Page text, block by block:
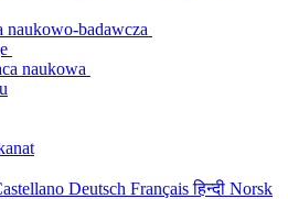
naukowo-badawcza
naukowa
Deutsch Françaisहिन्दी Norsk